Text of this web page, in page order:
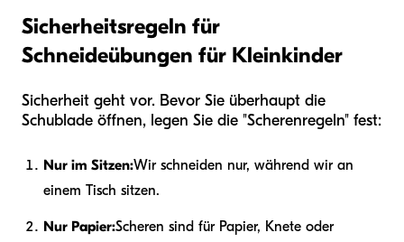
Sicherheitsregeln für
Schneideübungen für Kleinkinder
Sicherheit geht vor. Bevor Sie überhaupt die
Schublade öffnen, legen Sie die "Scherenregeln" fest:
Nur im Sitzen:Wir schneiden nur, während wir an
einem Tisch sitzen.
Nur Papier:Scheren sind für Papier, Knete oder